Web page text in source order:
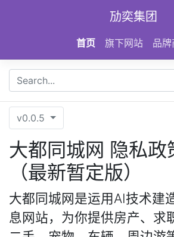
Skip to main content劢奕集团
首页 旗下网站 品牌
v0.0.5
大都同城网 隐私政
（最新暂定版）
大都同城网是运用AI技术建
息网站，为你提供房产、求